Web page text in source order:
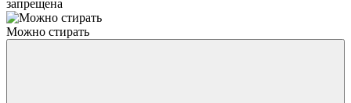
запрещена
Можно стирать